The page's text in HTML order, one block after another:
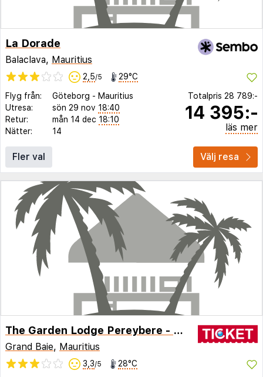
La Dorade
Balaclava, Mauritius
2,5/5 29°C
Flyg från: Göteborg - Mauritius
Utresa:
sön 29 nov 18:40
Retur:
mån 14 dec 18:10
Nätter:
14
Totalpris 28 789:-
14 395:-
läs mer
Fler val Välj resa
The Garden Lodge Pereybere - Piscine
Grand Baie, Mauritius
3,3/5 28°C